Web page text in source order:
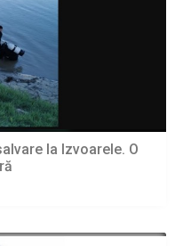
la Izvoarele. O